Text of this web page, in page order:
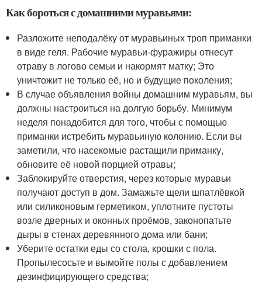
Как бороться с домашними муравьями:
Разложите неподалёку от муравьиных троп приманки
в виде геля. Рабочие муравьи-фуражиры отнесут
отраву в логово семьи и накормят матку; Это
уничтожит не только её, но и будущие поколения;
В случае объявления войны домашним муравьям, вы
должны настроиться на долгую борьбу. Минимум
неделя понадобится для того, чтобы с помощью
приманки истребить муравьиную колонию. Если вы
заметили, что насекомые растащили приманку,
обновите её новой порцией отравы;
Заблокируйте отверстия, через которые муравьи
получают доступ в дом. Замажьте щели шпатлёвкой
или силиконовым герметиком, уплотните пустоты
возле дверных и оконных проёмов, законопатьте
дыры в стенах деревянного дома или бани;
Уберите остатки еды со стола, крошки с пола.
Пропылесосьте и вымойте полы с добавлением
дезинфицирующего средства;